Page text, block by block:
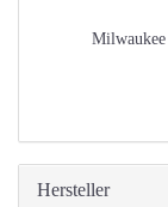
Hersteller